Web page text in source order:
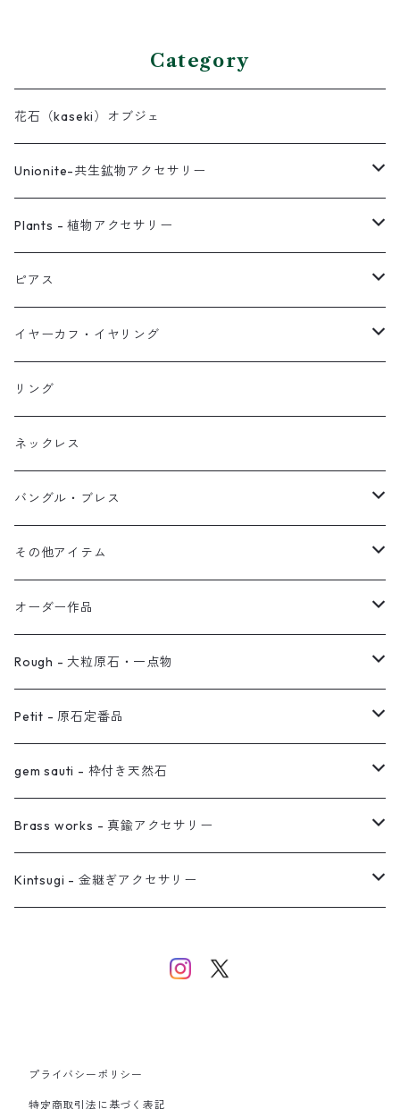
Category
花石（kaseki）オブジェ
Unionite-共生鉱物アクセサリー
ピアス
ネックレス
イヤーカフ
イヤリング
Plants - 植物アクセサリー
ピアス
ネックレス
リング
ブレス
オブジェ
イヤーカフ
ピアス
スタッド・一粒
フック・ぶら下がり
フープ
イヤーカフ・イヤリング
原石イヤーカフ
植物イヤーカフ
ぶら下がりイヤーカフ
2連イヤーカフ
イヤリング対応
ノンホールピアス
オーダー用ページ
真鍮イヤーカフ
リング
ネックレス
バングル・ブレス
ブレスレット
バングル
その他アイテム
ブローチ
ヘアアクセサリー
オーダー作品
リング
ネックレス
ピアス
イヤーカフ
バングル
Rough - 大粒原石・一点物
ピアス
リング
ネックレス
イヤーカフ
Petit - 原石定番品
ピアス
リング
ネックレス
gem sauti - 枠付き天然石
ピアス
ネックレス
Brass works - 真鍮アクセサリー
リング
バングル
Kintsugi - 金継ぎアクセサリー
プライバシーポリシー
特定商取引法に基づく表記